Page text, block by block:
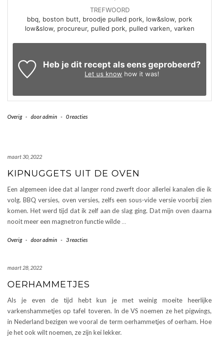
TREFWOORD
bbq, boston butt, broodje pulled pork, low&slow, pork
low&slow, procureur, pulled pork, pulled varken, varken
Heb je dit recept als eens geprobeerd?
Let us know how it was!
Overig - dooradmin - 0 reacties
maart 30, 2022
KIPNUGGETS UIT DE OVEN
Een algemeen idee dat al langer rond zwerft door allerlei kanalen die ik
volg. BBQ versies, oven versies, zelfs een sous-vide versie voorbij zien
komen. Het werd tijd dat ik zelf aan de slag ging. Dat mijn oven daarna
nooit meer een magnetron functie wilde …
Overig - dooradmin - 3 reacties
maart 28, 2022
OERHAMMETJES
Als je even de tijd hebt kun je met weinig moeite heerlijke
varkenshammetjes op tafel toveren. In de VS noemen ze het pigwings,
in Nederland bezigen we vooral de term oerhammetjes of oerham. Hoe
je het ook wilt noemen, ze zijn kei lekker.